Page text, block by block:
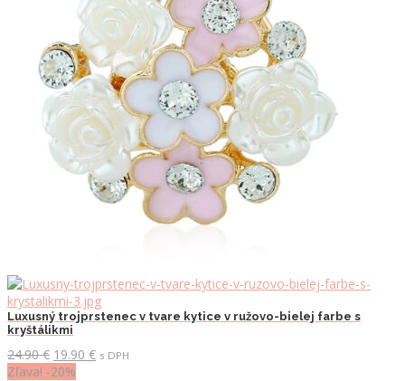
Luxusný trojprstenec v tvare kytice v ružovo-bielej farbe s
kryštálikmi
24.90€ Pôvodná
cena
19.90 €Aktuálna
s DPH
Zľava! -20%